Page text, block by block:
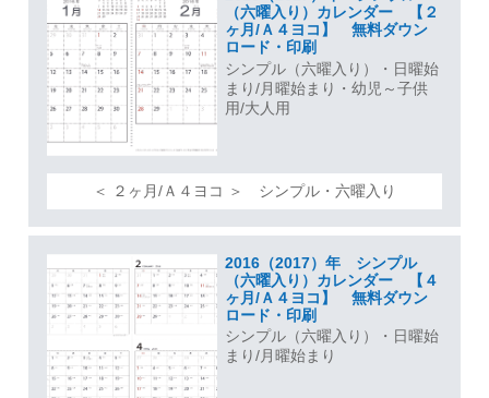
（六曜入り）カレンダー 【２
ヶ月/Ａ４ヨコ】 無料ダウン
ロード・印刷
シンプル（六曜入り）・日曜始
まり/月曜始まり・幼児～子供
用/大人用
＜ ２ヶ月/Ａ４ヨコ ＞ シンプル・六曜入り
2016（2017）年 シンプル
（六曜入り）カレンダー 【４
ヶ月/Ａ４ヨコ】 無料ダウン
ロード・印刷
シンプル（六曜入り）・日曜始
まり/月曜始まり